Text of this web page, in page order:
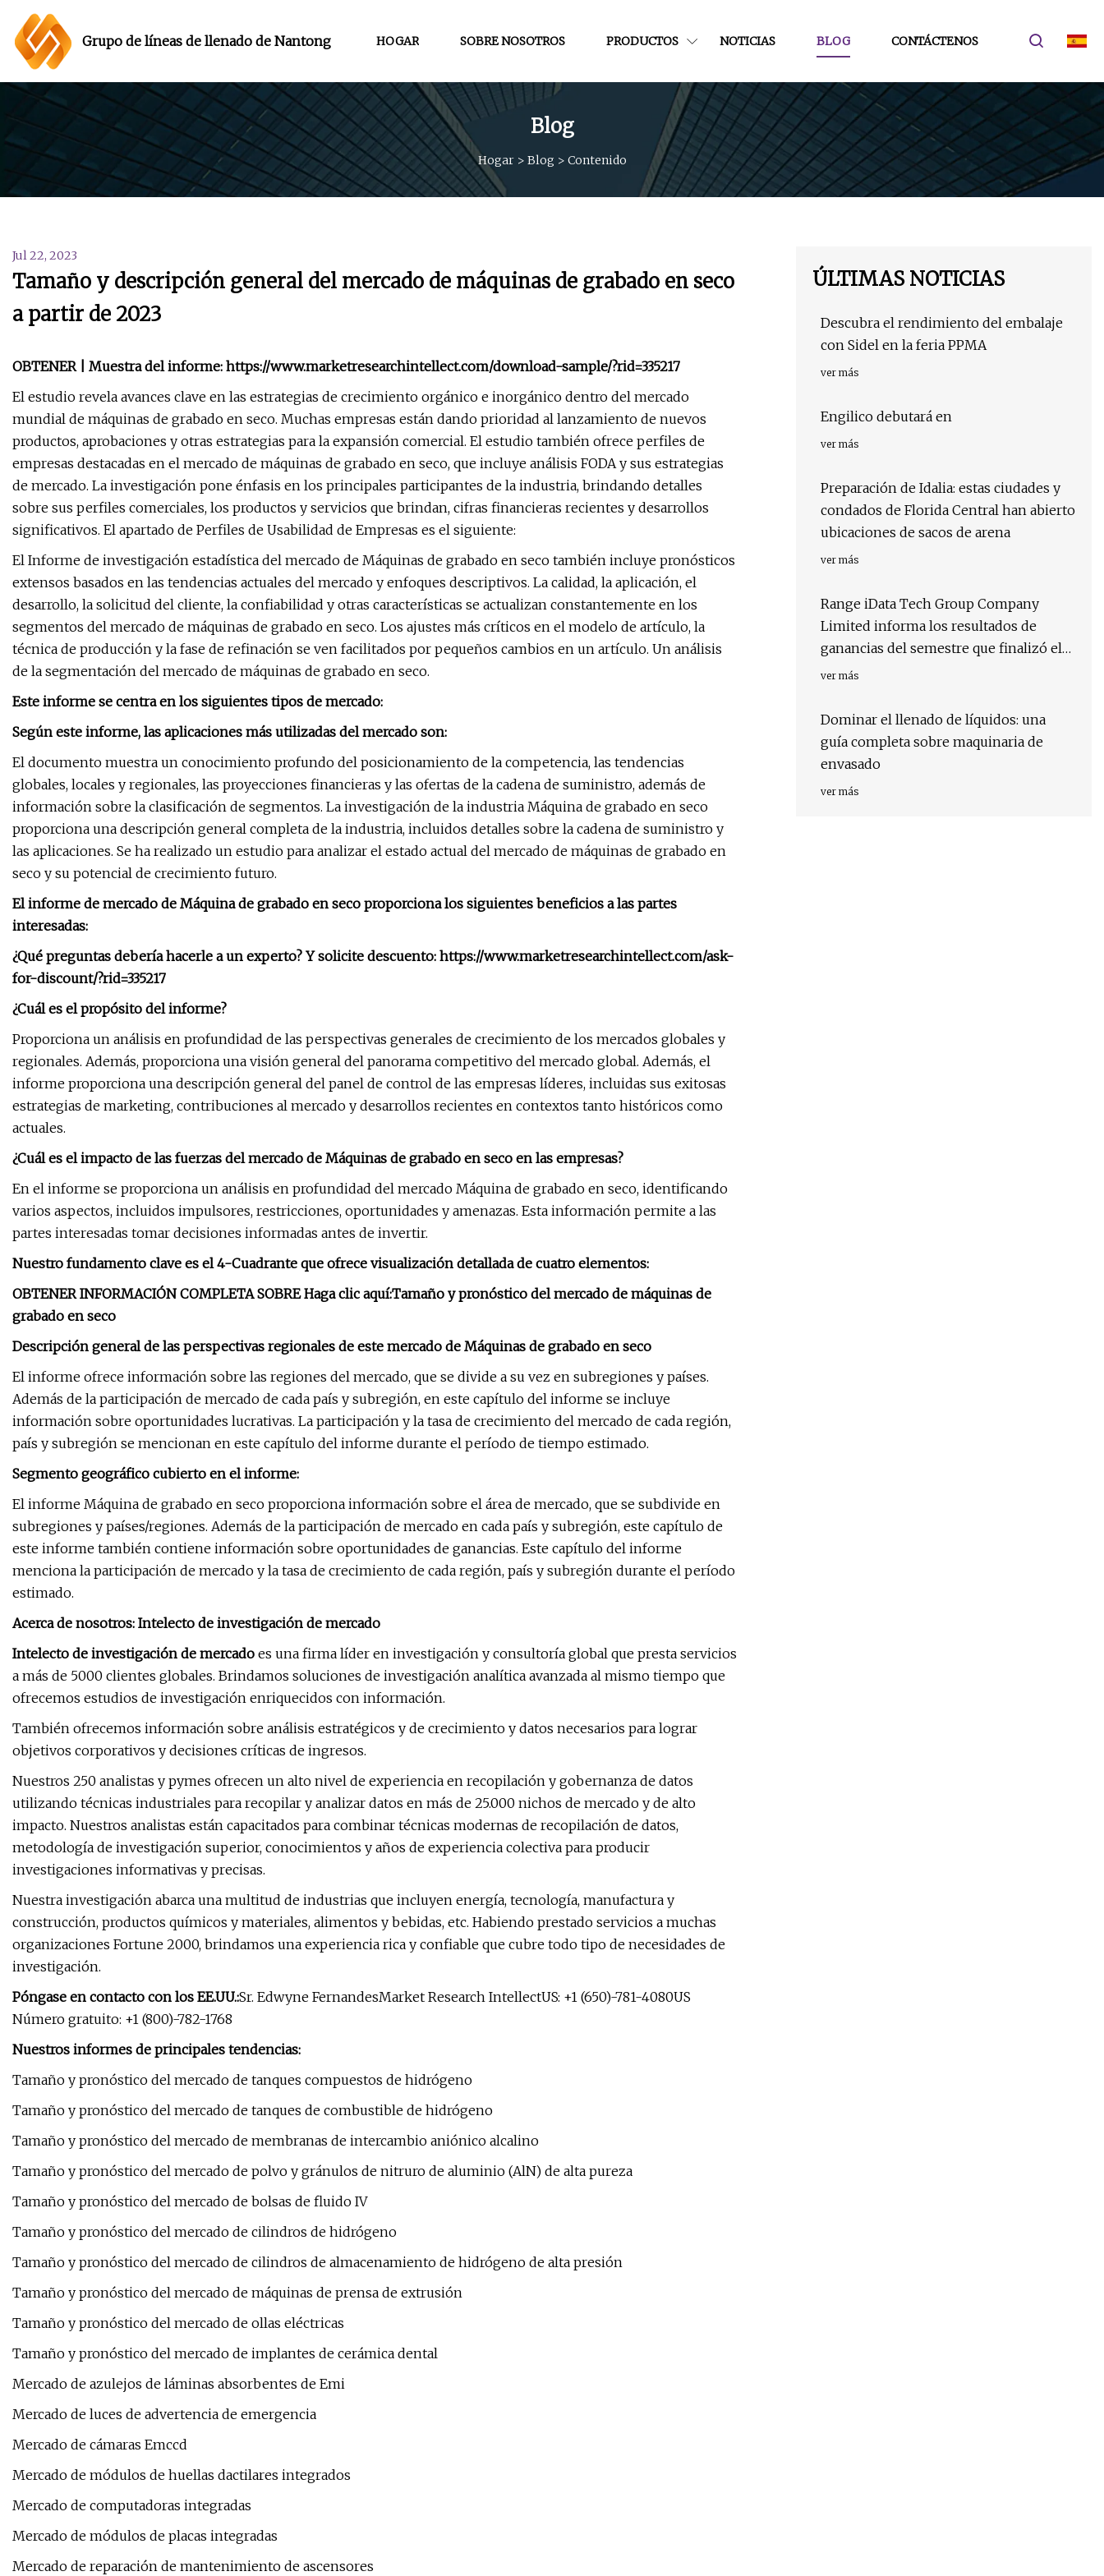
Grupo de líneas de llenado de Nantong HOGAR SOBRE NOSOTROS PRODUCTOS NOTICIAS BLOG CONTÁCTENOS
Blog
Hogar> Blog > Contenido
Jul 22, 2023
Tamaño y descripción general del mercado de máquinas de grabado en seco
a partir de 2023
OBTENER | Muestra del informe: https://www.marketresearchintellect.com/download-sample/?rid=335217
El estudio revela avances clave en las estrategias de crecimiento orgánico e inorgánico dentro del mercado
mundial de máquinas de grabado en seco. Muchas empresas están dando prioridad al lanzamiento de nuevos
productos, aprobaciones y otras estrategias para la expansión comercial. El estudio también ofrece perfiles de
empresas destacadas en el mercado de máquinas de grabado en seco, que incluye análisis FODA y sus estrategias
de mercado. La investigación pone énfasis en los principales participantes de la industria, brindando detalles
sobre sus perfiles comerciales, los productos y servicios que brindan, cifras financieras recientes y desarrollos
significativos. El apartado de Perfiles de Usabilidad de Empresas es el siguiente:
El Informe de investigación estadística del mercado de Máquinas de grabado en seco también incluye pronósticos
extensos basados ​​en las tendencias actuales del mercado y enfoques descriptivos. La calidad, la aplicación, el
desarrollo, la solicitud del cliente, la confiabilidad y otras características se actualizan constantemente en los
segmentos del mercado de máquinas de grabado en seco. Los ajustes más críticos en el modelo de artículo, la
técnica de producción y la fase de refinación se ven facilitados por pequeños cambios en un artículo. Un análisis
de la segmentación del mercado de máquinas de grabado en seco.
Este informe se centra en los siguientes tipos de mercado:
Según este informe, las aplicaciones más utilizadas del mercado son:
El documento muestra un conocimiento profundo del posicionamiento de la competencia, las tendencias
globales, locales y regionales, las proyecciones financieras y las ofertas de la cadena de suministro, además de
información sobre la clasificación de segmentos. La investigación de la industria Máquina de grabado en seco
proporciona una descripción general completa de la industria, incluidos detalles sobre la cadena de suministro y
las aplicaciones. Se ha realizado un estudio para analizar el estado actual del mercado de máquinas de grabado en
seco y su potencial de crecimiento futuro.
El informe de mercado de Máquina de grabado en seco proporciona los siguientes beneficios a las partes
interesadas:
¿Qué preguntas debería hacerle a un experto? Y solicite descuento: https://www.marketresearchintellect.com/ask-
for-discount/?rid=335217
¿Cuál es el propósito del informe?
Proporciona un análisis en profundidad de las perspectivas generales de crecimiento de los mercados globales y
regionales. Además, proporciona una visión general del panorama competitivo del mercado global. Además, el
informe proporciona una descripción general del panel de control de las empresas líderes, incluidas sus exitosas
estrategias de marketing, contribuciones al mercado y desarrollos recientes en contextos tanto históricos como
actuales.
¿Cuál es el impacto de las fuerzas del mercado de Máquinas de grabado en seco en las empresas?
En el informe se proporciona un análisis en profundidad del mercado Máquina de grabado en seco, identificando
varios aspectos, incluidos impulsores, restricciones, oportunidades y amenazas. Esta información permite a las
partes interesadas tomar decisiones informadas antes de invertir.
Nuestro fundamento clave es el 4-Cuadrante que ofrece visualización detallada de cuatro elementos:
OBTENER INFORMACIÓN COMPLETA SOBRE Haga clic aquí:Tamaño y pronóstico del mercado de máquinas de
grabado en seco
Descripción general de las perspectivas regionales de este mercado de Máquinas de grabado en seco
El informe ofrece información sobre las regiones del mercado, que se divide a su vez en subregiones y países.
Además de la participación de mercado de cada país y subregión, en este capítulo del informe se incluye
información sobre oportunidades lucrativas. La participación y la tasa de crecimiento del mercado de cada región,
país y subregión se mencionan en este capítulo del informe durante el período de tiempo estimado.
Segmento geográfico cubierto en el informe:
El informe Máquina de grabado en seco proporciona información sobre el área de mercado, que se subdivide en
subregiones y países/regiones. Además de la participación de mercado en cada país y subregión, este capítulo de
este informe también contiene información sobre oportunidades de ganancias. Este capítulo del informe
menciona la participación de mercado y la tasa de crecimiento de cada región, país y subregión durante el período
estimado.
Acerca de nosotros: Intelecto de investigación de mercado
Intelecto de investigación de mercado es una firma líder en investigación y consultoría global que presta servicios
a más de 5000 clientes globales. Brindamos soluciones de investigación analítica avanzada al mismo tiempo que
ofrecemos estudios de investigación enriquecidos con información.
También ofrecemos información sobre análisis estratégicos y de crecimiento y datos necesarios para lograr
objetivos corporativos y decisiones críticas de ingresos.
Nuestros 250 analistas y pymes ofrecen un alto nivel de experiencia en recopilación y gobernanza de datos
utilizando técnicas industriales para recopilar y analizar datos en más de 25.000 nichos de mercado y de alto
impacto. Nuestros analistas están capacitados para combinar técnicas modernas de recopilación de datos,
metodología de investigación superior, conocimientos y años de experiencia colectiva para producir
investigaciones informativas y precisas.
Nuestra investigación abarca una multitud de industrias que incluyen energía, tecnología, manufactura y
construcción, productos químicos y materiales, alimentos y bebidas, etc. Habiendo prestado servicios a muchas
organizaciones Fortune 2000, brindamos una experiencia rica y confiable que cubre todo tipo de necesidades de
investigación.
Póngase en contacto con los EE.UU.:Sr. Edwyne FernandesMarket Research IntellectUS: +1 (650)-781-4080US
Número gratuito: +1 (800)-782-1768
Nuestros informes de principales tendencias:
Tamaño y pronóstico del mercado de tanques compuestos de hidrógeno
Tamaño y pronóstico del mercado de tanques de combustible de hidrógeno
Tamaño y pronóstico del mercado de membranas de intercambio aniónico alcalino
Tamaño y pronóstico del mercado de polvo y gránulos de nitruro de aluminio (AlN) de alta pureza
Tamaño y pronóstico del mercado de bolsas de fluido IV
Tamaño y pronóstico del mercado de cilindros de hidrógeno
Tamaño y pronóstico del mercado de cilindros de almacenamiento de hidrógeno de alta presión
Tamaño y pronóstico del mercado de máquinas de prensa de extrusión
Tamaño y pronóstico del mercado de ollas eléctricas
Tamaño y pronóstico del mercado de implantes de cerámica dental
Mercado de azulejos de láminas absorbentes de Emi
Mercado de luces de advertencia de emergencia
Mercado de cámaras Emccd
Mercado de módulos de huellas dactilares integrados
Mercado de computadoras integradas
Mercado de módulos de placas integradas
Mercado de reparación de mantenimiento de ascensores
ÚLTIMAS NOTICIAS
Descubra el rendimiento del embalaje
con Sidel en la feria PPMA
ver más
Engilico debutará en
ver más
Preparación de Idalia: estas ciudades y
condados de Florida Central han abierto
ubicaciones de sacos de arena
ver más
Range iData Tech Group Company
Limited informa los resultados de
ganancias del semestre que finalizó el
30 de junio de 2023
ver más
Dominar el llenado de líquidos: una
guía completa sobre maquinaria de
envasado
ver más